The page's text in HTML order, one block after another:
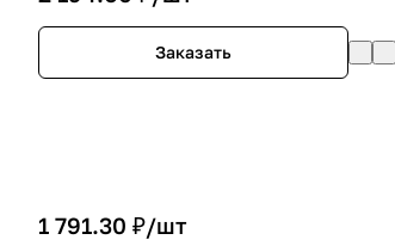
Заказать
1 791.30 ₽/шт